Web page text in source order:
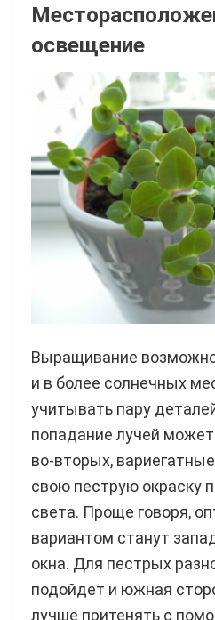
освещение
Выращивание возможно
и в более солнечных
учитывать пару
попадание лучей
во-вторых,
свою пеструю окраску
света. Проще говоря,
вариантом станут
окна. Для пестрых
подойдет и южная
лучше притенять с